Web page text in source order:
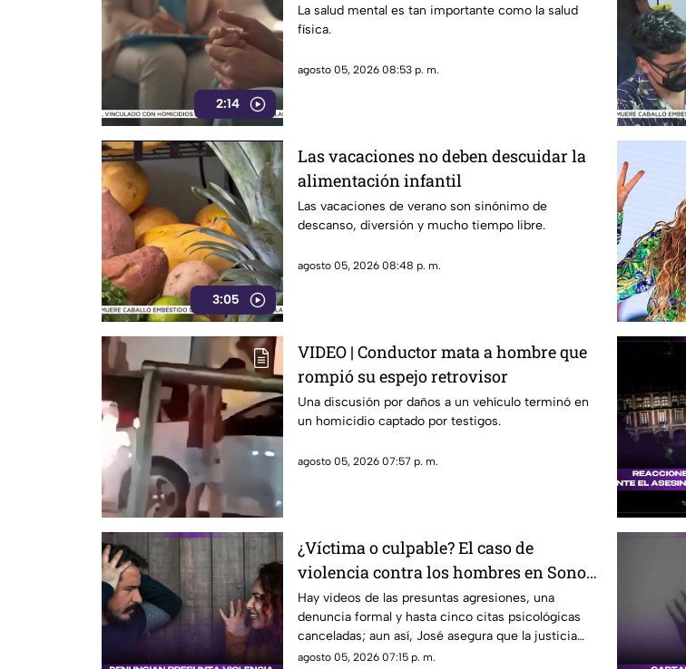
2:14
La salud mental es tan importante como la salud
física.
agosto 05, 2026 08:53 p. m.
3:05
Las vacaciones no deben descuidar la
alimentación infantil
Las vacaciones de verano son sinónimo de
descanso, diversión y mucho tiempo libre.
agosto 05, 2026 08:48 p. m.
VIDEO | Conductor mata a hombre que
rompió su espejo retrovisor
Una discusión por daños a un vehículo terminó en
un homicidio captado por testigos.
agosto 05, 2026 07:57 p. m.
¿Víctima o culpable? El caso de
violencia contra los hombres en Sonora
que está generando conversación en
redes sociales
Hay videos de las presuntas agresiones, una
denuncia formal y hasta cinco citas psicológicas
canceladas; aun así, José asegura que la justicia
sigue sin llegar.
agosto 05, 2026 07:15 p. m.